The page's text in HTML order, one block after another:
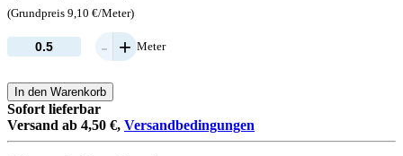
(Grundpreis 9,10 €/Meter)
- + Meter
In den Warenkorb
Sofort lieferbar
Versand ab 4,50 €, Versandbedingungen